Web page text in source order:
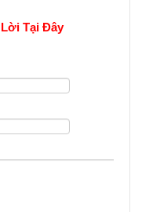
Lời Tại Đây